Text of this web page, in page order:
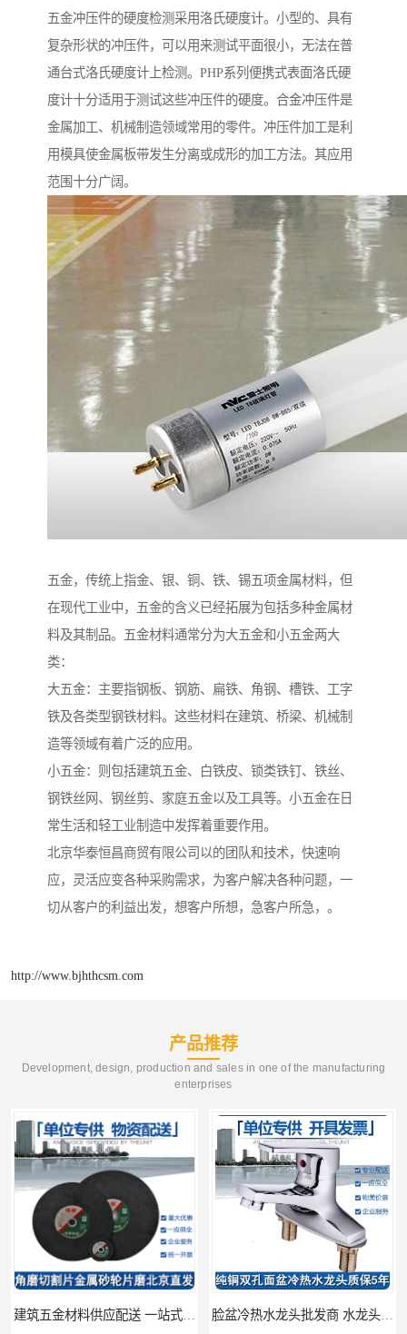
五金冲压件的硬度检测采用洛氏硬度计。小型的、具有
复杂形状的冲压件，可以用来测试平面很小，无法在普
通台式洛氏硬度计上检测。PHP系列便携式表面洛氏硬
度计十分适用于测试这些冲压件的硬度。合金冲压件是
金属加工、机械制造领域常用的零件。冲压件加工是利
用模具使金属板带发生分离或成形的加工方法。其应用
范围十分广阔。
五金，传统上指金、银、铜、铁、锡五项金属材料，但
在现代工业中，五金的含义已经拓展为包括多种金属材
料及其制品。五金材料通常分为大五金和小五金两大
类：
大五金：主要指钢板、钢筋、扁铁、角钢、槽铁、工字
铁及各类型钢铁材料。这些材料在建筑、桥梁、机械制
造等领域有着广泛的应用。
小五金：则包括建筑五金、白铁皮、锁类铁钉、铁丝、
钢铁丝网、钢丝剪、家庭五金以及工具等。小五金在日
常生活和轻工业制造中发挥着重要作用。
北京华泰恒昌商贸有限公司以的团队和技术，快速响
应，灵活应变各种采购需求，为客户解决各种问题，一
切从客户的利益出发，想客户所想，急客户所急，。
http://www.bjhthcsm.com
产品推荐
Development, design, production and sales in one of the manufacturing
enterprises
建筑五金材料供应配送 一站式五金材料供应商 脸盆冷热水龙头批发商 水龙头冷热洗脸盆池 全城配送